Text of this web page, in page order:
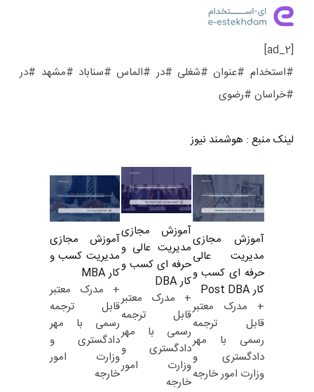
[ad_2]
#استخدام #عنوان #شغلی #در #الماس #سناباد #مشهد #در
#خراسان #رضوی
لینک منبع : هوشمند نیوز
آموزش مجازی
مدیریت عالی
حرفه ای کسب و
کار Post DBA
+ مدرک معتبر
قابل ترجمه
رسمی با مهر
دادگستری و
وزارت امور خارجه
آموزش مجازی
مدیریت عالی و
حرفه ای کسب و
کار DBA
+ مدرک معتبر
قابل ترجمه
رسمی با مهر
دادگستری و
وزارت امور
خارجه
آموزش مجازی
مدیریت کسب و
کار MBA
+ مدرک معتبر
قابل ترجمه
رسمی با مهر
دادگستری و
وزارت امور
خارجه